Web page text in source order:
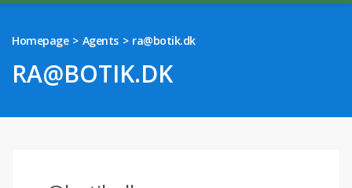
FEATURED
Homepage Agents ra@botik.dk
RA@BOTIK.DK